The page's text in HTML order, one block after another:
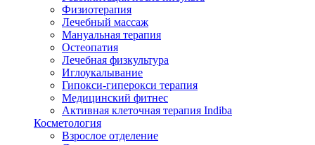
Физиотерапия
Лечебный массаж
Мануальная терапия
Остеопатия
Лечебная физкультура
Иглоукалывание
Гипокси-гиперокси терапия
Медицинский фитнес
Активная клеточная терапия Indiba
Косметология
Взрослое отделение